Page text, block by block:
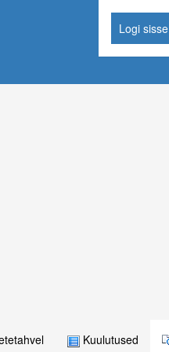
Logi sisse
Kuulutused